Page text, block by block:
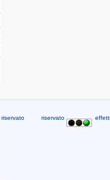
riservato riservato